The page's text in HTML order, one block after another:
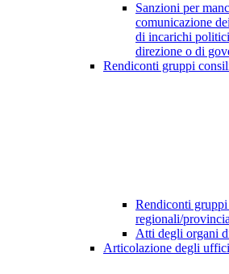
Sanzioni per
comunicazione
di incarichi
direzione o di
Rendiconti gruppi
Rendiconti
regionali/
Atti degli organi
Articolazione degli uffici